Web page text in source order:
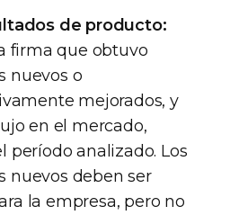
de producto:
firma que obtuvo
nuevos o
mejorados, y
en el mercado,
período analizado. Los
nuevos deben ser
la empresa, pero no